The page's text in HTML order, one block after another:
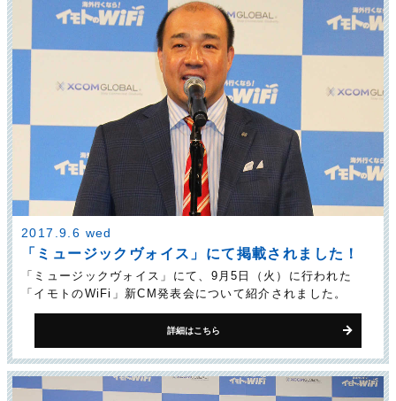
2017.9.6 wed
「ミュージックヴォイス」にて掲載されました！
「ミュージックヴォイス」にて、9月5日（火）に行われた
「イモトのWiFi」新CM発表会について紹介されました。
詳細はこちら